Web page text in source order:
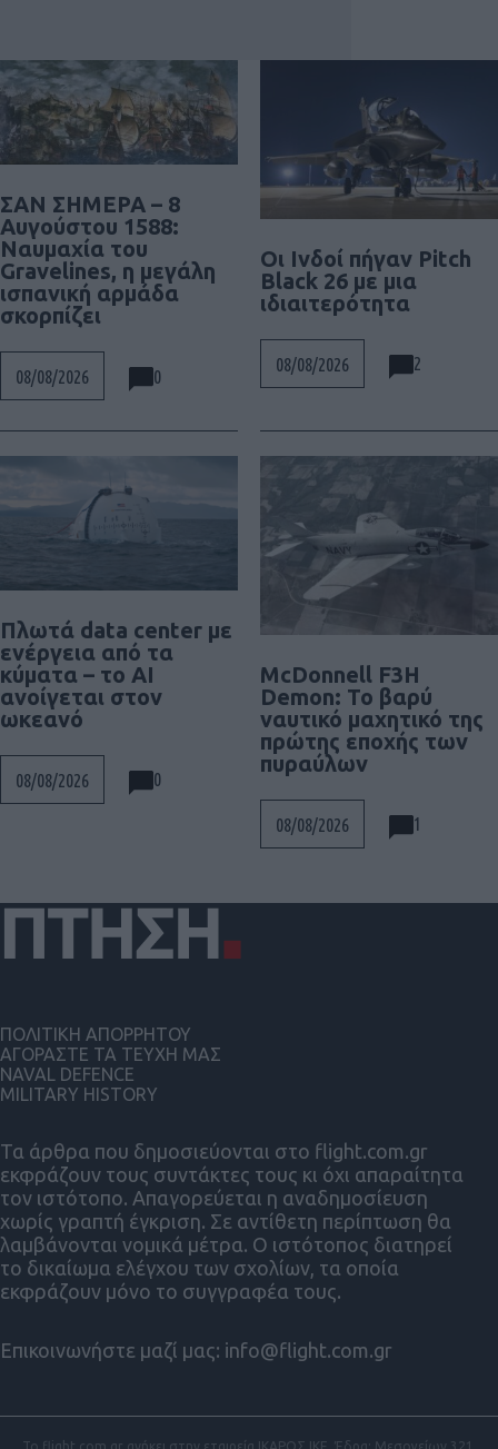
ΣΑΝ ΣΗΜΕΡΑ – 8
Αυγούστου 1588:
Ναυμαχία του
Gravelines, η μεγάλη
ισπανική αρμάδα
σκορπίζει
08/08/2026 0
Οι Ινδοί πήγαν Pitch
Black 26 με μια
ιδιαιτερότητα
08/08/2026 2
Πλωτά data center με
ενέργεια από τα
κύματα – το AI
ανοίγεται στον
ωκεανό
08/08/2026 0
McDonnell F3H
Demon: Το βαρύ
ναυτικό μαχητικό της
πρώτης εποχής των
πυραύλων
08/08/2026 1
Τα άρθρα που δημοσιεύονται στο flight.com.gr
εκφράζουν τους συντάκτες τους κι όχι απαραίτητα
τον ιστότοπο. Απαγορεύεται η αναδημοσίευση
χωρίς γραπτή έγκριση. Σε αντίθετη περίπτωση θα
λαμβάνονται νομικά μέτρα. Ο ιστότοπος διατηρεί
το δικαίωμα ελέγχου των σχολίων, τα οποία
εκφράζουν μόνο το συγγραφέα τους.
Επικοινωνήστε μαζί μας: info@flight.com.gr
ΠΟΛΙΤΙΚΗ ΑΠΟΡΡΗΤΟΥ
ΑΓΟΡΑΣΤΕ ΤΑ ΤΕΥΧΗ ΜΑΣ
NAVAL DEFENCE
MILITARY HISTORY